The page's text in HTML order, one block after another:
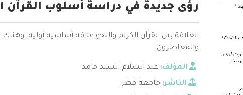
رؤى جديدة في دراسة أسلوب القرآن
العلاقة بين القرآن الكريم والنحو علاقة أساسية أولية.
والمعاصرون.
المؤلف: عبد السلام السيد حامد
الناشر: جامعة قطر